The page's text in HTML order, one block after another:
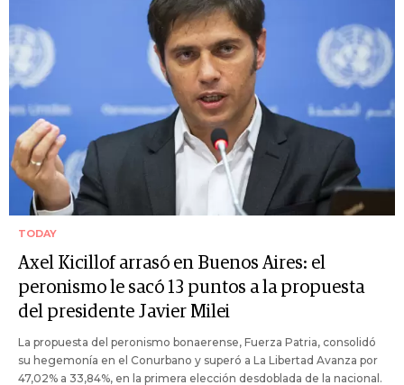
TODAY
Axel Kicillof arrasó en Buenos Aires: el
peronismo le sacó 13 puntos a la propuesta
del presidente Javier Milei
La propuesta del peronismo bonaerense, Fuerza Patria, consolidó
su hegemonía en el Conurbano y superó a La Libertad Avanza por
47,02% a 33,84%, en la primera elección desdoblada de la nacional.